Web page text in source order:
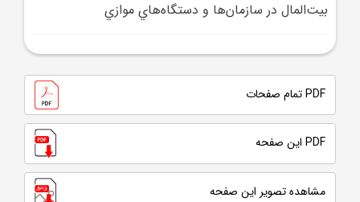
بيت‌المال در سازمان‌ها و دستگاه‌هاي موازي
PDF تمام صفحات
PDF این صفحه
مشاهده تصویر این صفحه